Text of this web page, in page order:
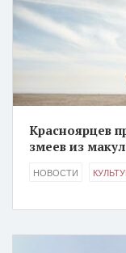
Красноярцев
змеев из
НОВОСТИ